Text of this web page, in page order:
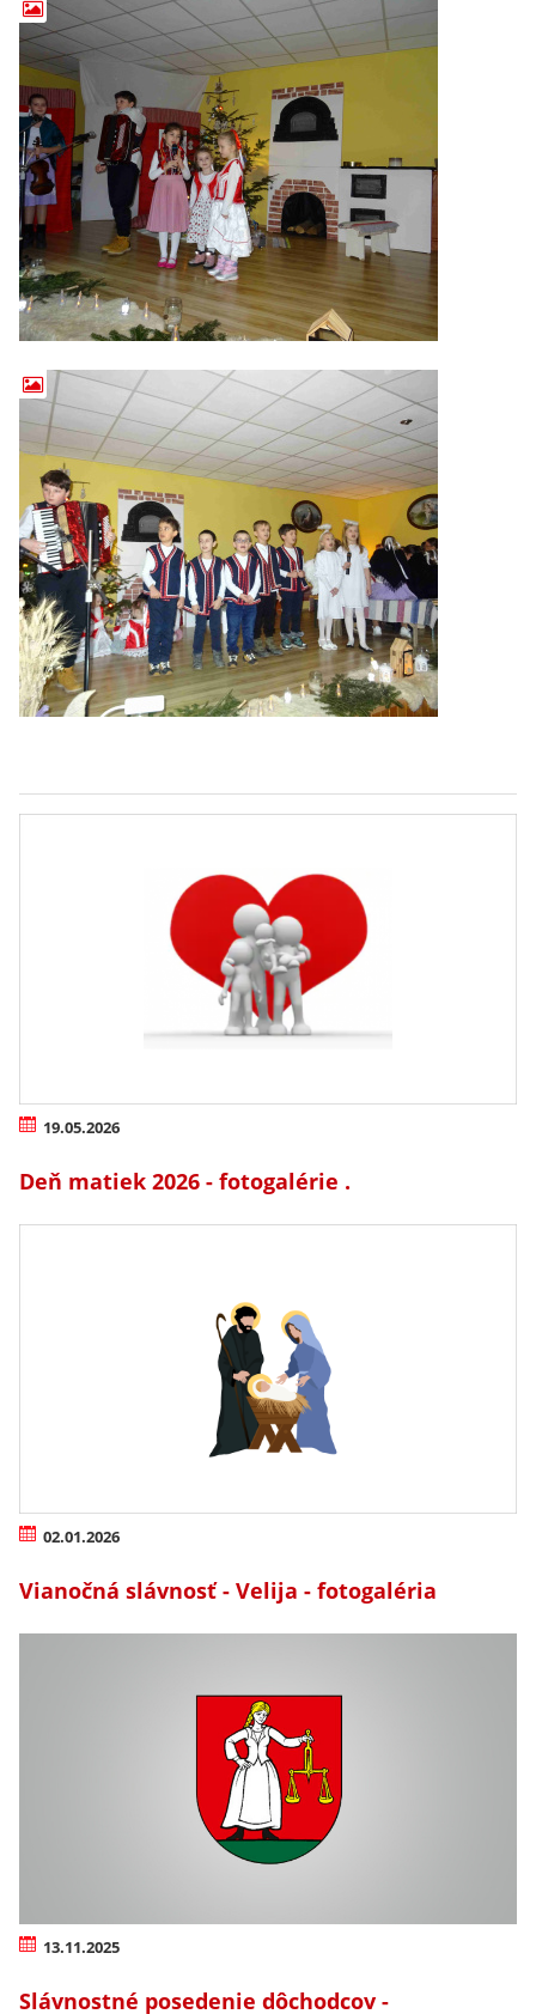
19.05.2026
Deň matiek 2026 - fotogalérie .
02.01.2026
Vianočná slávnosť - Velija - fotogaléria
13.11.2025
Slávnostné posedenie dôchodcov -